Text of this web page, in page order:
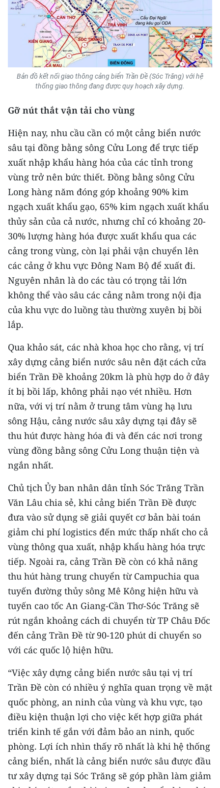
ENGLISH
FRANÇAIS
РУССКИЙ
Bản đồ kết nối giao thông cảng biển Trần Đề (Sóc Trăng) với hệ
thống giao thông đang được quy hoạch xây dựng.
Gỡ nút thắt vận tải cho vùng
Hiện nay, nhu cầu cần có một cảng biển nước
sâu tại đồng bằng sông Cửu Long để trực tiếp
xuất nhập khẩu hàng hóa của các tỉnh trong
vùng trở nên bức thiết. Đồng bằng sông Cửu
Long hàng năm đóng góp khoảng 90% kim
ngạch xuất khẩu gạo, 65% kim ngạch xuất khẩu
thủy sản của cả nước, nhưng chỉ có khoảng 20-
30% lượng hàng hóa được xuất khẩu qua các
cảng trong vùng, còn lại phải vận chuyển lên
các cảng ở khu vực Đông Nam Bộ để xuất đi.
Nguyên nhân là do các tàu có trọng tải lớn
không thể vào sâu các cảng nằm trong nội địa
của khu vực do luồng tàu thường xuyên bị bồi
lắp.
Qua khảo sát, các nhà khoa học cho rằng, vị trí
xây dựng cảng biển nước sâu nên đặt cách cửa
biển Trần Đề khoảng 20km là phù hợp do ở đây
ít bị bồi lấp, không phải nạo vét nhiều. Hơn
nữa, với vị trí nằm ở trung tâm vùng hạ lưu
sông Hậu, cảng nước sâu xây dựng tại đây sẽ
thu hút được hàng hóa đi và đến các nơi trong
vùng đồng bằng sông Cửu Long thuận tiện và
ngắn nhất.
Chủ tịch Ủy ban nhân dân tỉnh Sóc Trăng Trần
Văn Lâu chia sẻ, khi cảng biển Trần Đề được
đưa vào sử dụng sẽ giải quyết cơ bản bài toán
giảm chi phí logistics đến mức thấp nhất cho cả
vùng thông qua xuất, nhập khẩu hàng hóa trực
tiếp. Ngoài ra, cảng Trần Đề còn có khả năng
thu hút hàng trung chuyển từ Campuchia qua
tuyến đường thủy sông Mê Kông hiện hữu và
tuyến cao tốc An Giang-Cần Thơ-Sóc Trăng sẽ
rút ngắn khoảng cách di chuyển từ TP Châu Đốc
đến cảng Trần Đề từ 90-120 phút di chuyển so
với các quốc lộ hiện hữu.
“Việc xây dựng cảng biển nước sâu tại vị trí
Trần Đề còn có nhiều ý nghĩa quan trọng về mặt
quốc phòng, an ninh của vùng và khu vực, tạo
điều kiện thuận lợi cho việc kết hợp giữa phát
triển kinh tế gắn với đảm bảo an ninh, quốc
phòng. Lợi ích nhìn thấy rõ nhất là khi hệ thống
cảng biển, nhất là cảng biển nước sâu được đầu
tư xây dựng tại Sóc Trăng sẽ góp phần làm giảm